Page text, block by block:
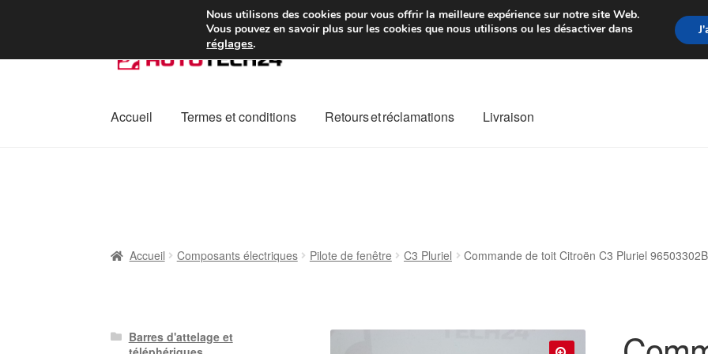
Colissimo livraison à partir de 7 EUR Du lundi au
à
navigation
au
Accueil Termes et conditions Retours et réclamations Livraison
Accueil Composants électriques Pilote de fenêtre C3 Pluriel Commande de toit Citroën C3 Pluriel
Barres d'attelage et
Nous utilisons des cookies pour vous offrir la meilleure expérience sur notre site Web.
Vous pouvez en savoir plus sur les cookies que nous utilisons ou les désactiver dans
réglages.